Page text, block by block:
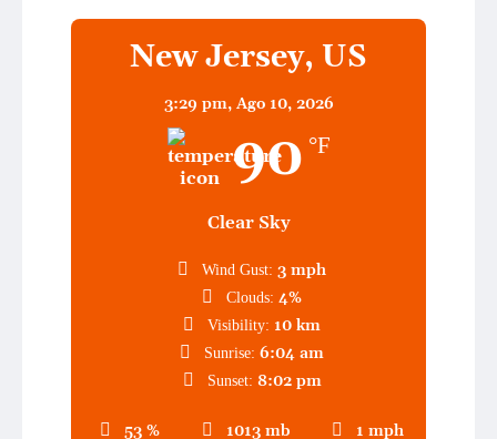
New Jersey, US
3:29 pm, Ago 10, 2026
90 °F
Clear Sky
53 % 1013 mb 1 mph
Wind Gust: 3 mph
Clouds: 4%
Visibility: 10 km
Sunrise: 6:04 am
Sunset: 8:02 pm